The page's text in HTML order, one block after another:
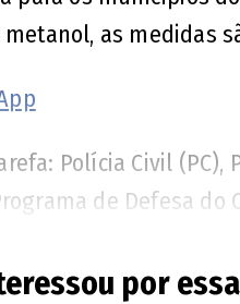
as medidas
Polícia Civil (PC),
de Defesa do
metanol. por